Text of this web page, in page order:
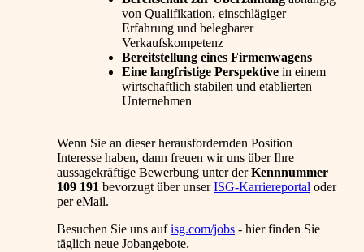
von Qualifikation, einschlägiger
Erfahrung und belegbarer
Verkaufskompetenz
Bereitstellung eines Firmenwagens
Eine langfristige Perspektive in einem
wirtschaftlich stabilen und etablierten
Unternehmen
Wenn Sie an dieser herausfordernden Position
Interesse haben, dann freuen wir uns über Ihre
aussagekräftige Bewerbung unter derKennnummer
109 191 bevorzugt über unserISG-Karriereportal oder
per eMail.
Besuchen Sie uns aufisg.com/jobs - hier finden Sie
täglich neue Jobangebote.